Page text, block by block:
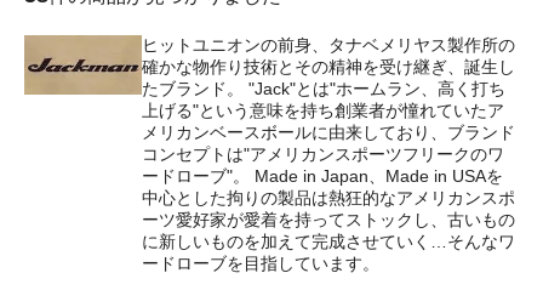
ヒットユニオンの前身、タナベメリヤス製作所の
確かな物作り技術とその精神を受け継ぎ、誕生し
たブランド。 "Jack"とは"ホームラン、高く打ち
上げる"という意味を持ち創業者が憧れていたア
メリカンベースボールに由来しており、ブランド
コンセプトは"アメリカンスポーツフリークのワ
ードローブ"。 Made in Japan、Made in USAを
中心とした拘りの製品は熱狂的なアメリカンスポ
ーツ愛好家が愛着を持ってストックし、古いもの
に新しいものを加えて完成させていく…そんなワ
ードローブを目指しています。